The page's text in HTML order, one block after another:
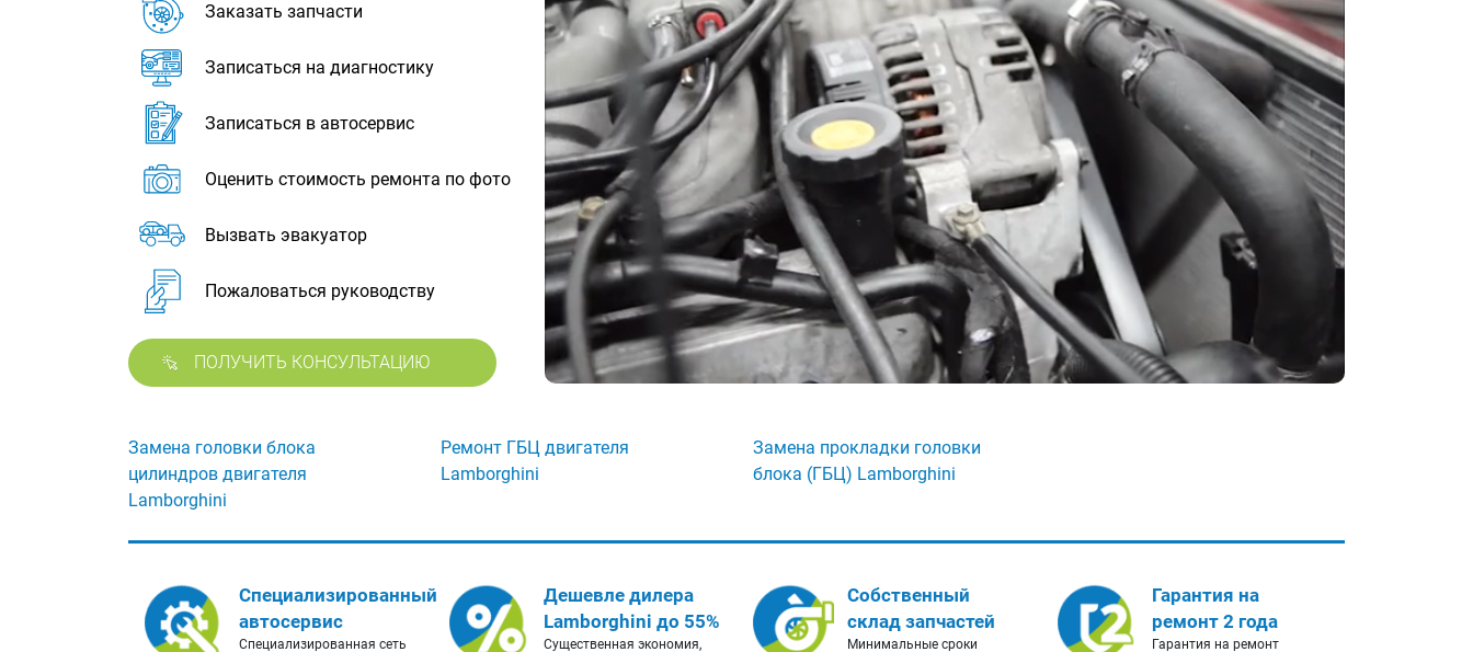
Заказать запчасти
Записаться на диагностику
Записаться в автосервис
Оценить стоимость ремонта по фото
Вызвать эвакуатор
Пожаловаться руководству
ПОЛУЧИТЬ КОНСУЛЬТАЦИЮ
Замена головки блока
цилиндров двигателя
Lamborghini
Ремонт ГБЦ двигателя
Lamborghini
Замена прокладки головки
блока (ГБЦ) Lamborghini
Специализированный
автосервис
Специализированная сеть
Дешевле дилера
Lamborghini до 55%
Существенная экономия,
Собственный
склад запчастей
Минимальные сроки
Гарантия на
ремонт 2 года
Гарантия на ремонт